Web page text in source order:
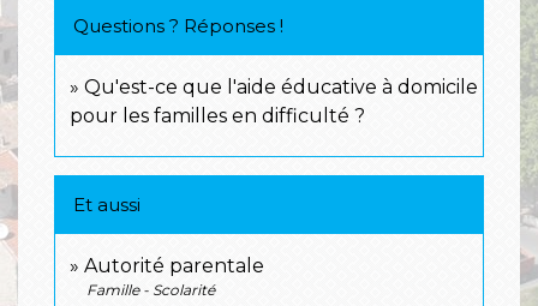
Questions ? Réponses !
Qu'est-ce que l'aide éducative à domicile
pour les familles en difficulté ?
Et aussi
Autorité parentale
Famille - Scolarité